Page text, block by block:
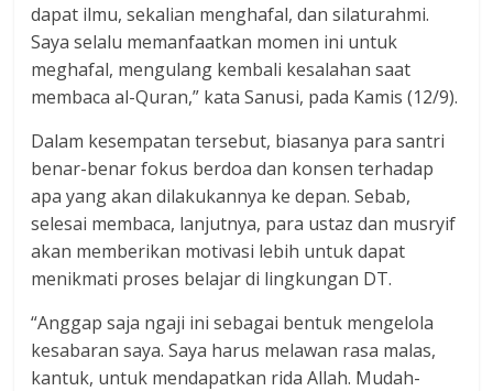
dapat ilmu, sekalian menghafal, dan silaturahmi.
Saya selalu memanfaatkan momen ini untuk
meghafal, mengulang kembali kesalahan saat
membaca al-Quran,” kata Sanusi, pada Kamis (12/9).
Dalam kesempatan tersebut, biasanya para santri
benar-benar fokus berdoa dan konsen terhadap
apa yang akan dilakukannya ke depan. Sebab,
selesai membaca, lanjutnya, para ustaz dan musryif
akan memberikan motivasi lebih untuk dapat
menikmati proses belajar di lingkungan DT.
“Anggap saja ngaji ini sebagai bentuk mengelola
kesabaran saya. Saya harus melawan rasa malas,
kantuk, untuk mendapatkan rida Allah. Mudah-